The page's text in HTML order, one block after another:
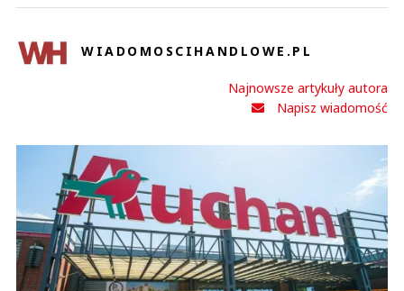
WIADOMOSCIHANDLOWE.PL
Najnowsze artykuły autora
Napisz wiadomość